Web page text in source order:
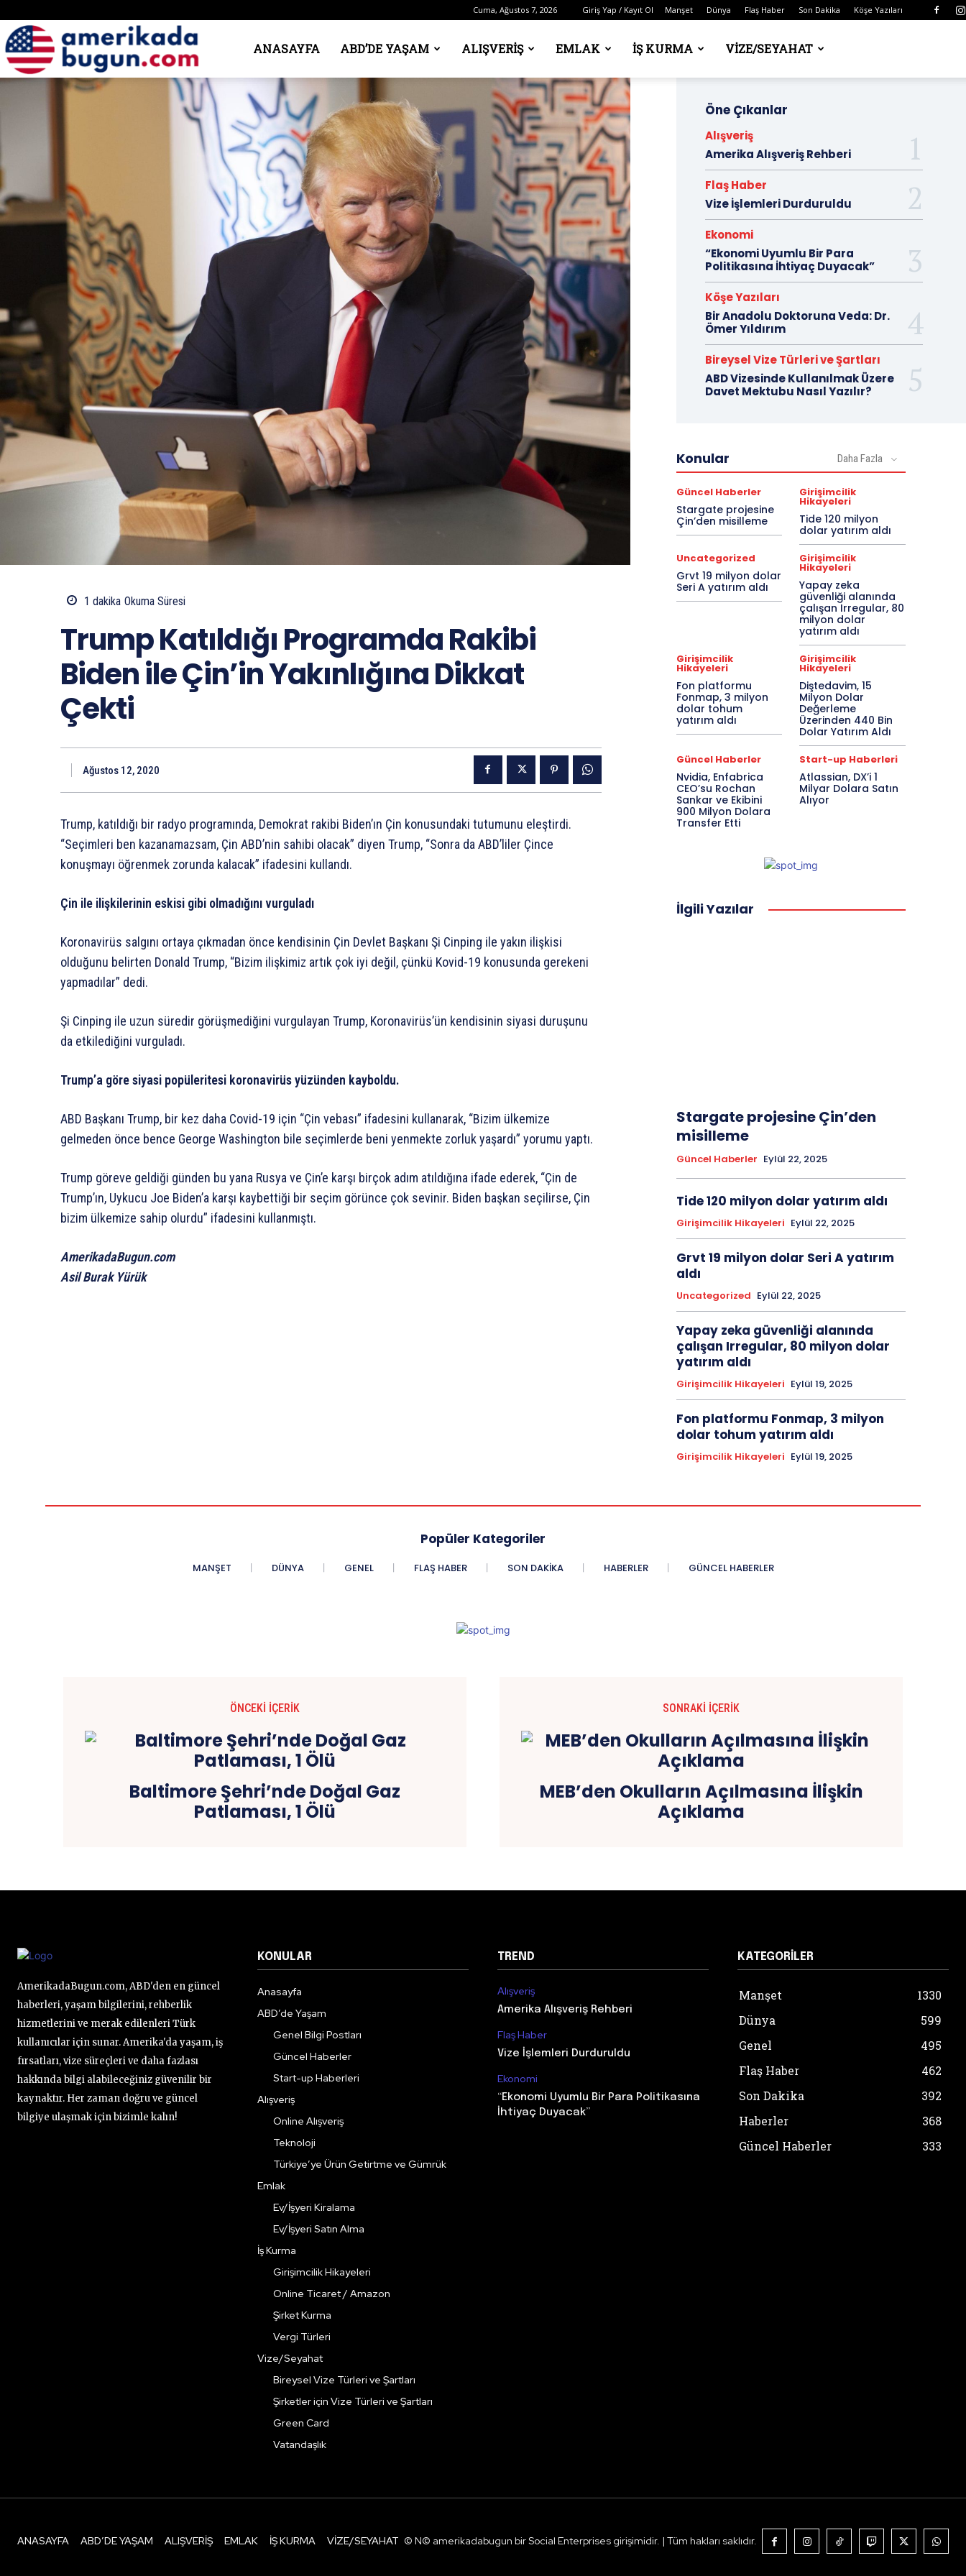
Cuma, Ağustos 7, 2026 Giriş Yap / Kayıt Ol Manşet Dünya Flaş Haber Son Dakika Köşe Yazıları
Amerika’da
Bugün
ANASAYFA ABD’DE YAŞAM ALIŞVERIŞ EMLAK İŞ KURMA VIZE/SEYAHAT
1 dakika Okuma Süresi
Trump Katıldığı Programda Rakibi
Biden ile Çin’in Yakınlığına Dikkat
Çekti
Ağustos 12, 2020
Trump, katıldığı bir radyo programında, Demokrat rakibi Biden’ın Çin konusundaki tutumunu eleştirdi.
“Seçimleri ben kazanamazsam, Çin ABD’nin sahibi olacak” diyen Trump, “Sonra da ABD’liler Çince
konuşmayı öğrenmek zorunda kalacak” ifadesini kullandı.
Çin ile ilişkilerinin eskisi gibi olmadığını vurguladı
Koronavirüs salgını ortaya çıkmadan önce kendisinin Çin Devlet Başkanı Şi Cinping ile yakın ilişkisi
olduğunu belirten Donald Trump, “Bizim ilişkimiz artık çok iyi değil, çünkü Kovid-19 konusunda gerekeni
yapmadılar” dedi.
Şi Cinping ile uzun süredir görüşmediğini vurgulayan Trump, Koronavirüs’ün kendisinin siyasi duruşunu
da etkilediğini vurguladı.
Trump’a göre siyasi popüleritesi koronavirüs yüzünden kayboldu.
ABD Başkanı Trump, bir kez daha Covid-19 için “Çin vebası” ifadesini kullanarak, “Bizim ülkemize
gelmeden önce bence George Washington bile seçimlerde beni yenmekte zorluk yaşardı” yorumu yaptı.
Trump göreve geldiği günden bu yana Rusya ve Çin’e karşı birçok adım atıldığına ifade ederek, “Çin de
Trump’ın, Uykucu Joe Biden’a karşı kaybettiği bir seçim görünce çok sevinir. Biden başkan seçilirse, Çin
bizim ülkemize sahip olurdu” ifadesini kullanmıştı.
AmerikadaBugun.com
Asil Burak Yürük
Öne Çıkanlar
Alışveriş
Amerika Alışveriş Rehberi
Flaş Haber
Vize İşlemleri Durduruldu
Ekonomi
“Ekonomi Uyumlu Bir Para
Politikasına İhtiyaç Duyacak”
Köşe Yazıları
Bir Anadolu Doktoruna Veda: Dr.
Ömer Yıldırım
Bireysel Vize Türleri ve Şartları
ABD Vizesinde Kullanılmak Üzere
Davet Mektubu Nasıl Yazılır?
Konular Daha Fazla
Güncel Haberler
Stargate projesine
Çin’den misilleme
Girişimcilik
Hikayeleri
Tide 120 milyon
dolar yatırım aldı
Uncategorized
Grvt 19 milyon dolar
Seri A yatırım aldı
Girişimcilik
Hikayeleri
Yapay zeka
güvenliği alanında
çalışan Irregular, 80
milyon dolar
yatırım aldı
Girişimcilik
Hikayeleri
Fon platformu
Fonmap, 3 milyon
dolar tohum
yatırım aldı
Girişimcilik
Hikayeleri
Diştedavim, 15
Milyon Dolar
Değerleme
Üzerinden 440 Bin
Dolar Yatırım Aldı
Güncel Haberler
Nvidia, Enfabrica
CEO’su Rochan
Sankar ve Ekibini
900 Milyon Dolara
Transfer Etti
Start-up Haberleri
Atlassian, DX’i 1
Milyar Dolara Satın
Alıyor
İlgili Yazılar
Stargate projesine Çin’den
misilleme
Güncel Haberler Eylül 22, 2025
Tide 120 milyon dolar yatırım aldı
Girişimcilik Hikayeleri Eylül 22, 2025
Grvt 19 milyon dolar Seri A yatırım
aldı
Uncategorized Eylül 22, 2025
Yapay zeka güvenliği alanında
çalışan Irregular, 80 milyon dolar
yatırım aldı
Girişimcilik Hikayeleri Eylül 19, 2025
Fon platformu Fonmap, 3 milyon
dolar tohum yatırım aldı
Girişimcilik Hikayeleri Eylül 19, 2025
Popüler Kategoriler
MANŞET DÜNYA GENEL FLAŞ HABER SON DAKIKA HABERLER GÜNCEL HABERLER
ÖNCEKI İÇERIK
Baltimore Şehri’nde Doğal Gaz
Patlaması, 1 Ölü
SONRAKI İÇERIK
MEB’den Okulların Açılmasına İlişkin
Açıklama
AmerikadaBugun.com, ABD'den en güncel
haberleri, yaşam bilgilerini, rehberlik
hizmetlerini ve merak edilenleri Türk
kullanıcılar için sunar. Amerika'da yaşam, iş
fırsatları, vize süreçleri ve daha fazlası
hakkında bilgi alabileceğiniz güvenilir bir
kaynaktır. Her zaman doğru ve güncel
bilgiye ulaşmak için bizimle kalın!
KONULAR
Anasayfa
ABD’de Yaşam
Genel Bilgi Postları
Güncel Haberler
Start-up Haberleri
Alışveriş
Online Alışveriş
Teknoloji
Türkiye’ye Ürün Getirtme ve Gümrük
Emlak
Ev/İşyeri Kiralama
Ev/İşyeri Satın Alma
İş Kurma
Girişimcilik Hikayeleri
Online Ticaret / Amazon
Şirket Kurma
Vergi Türleri
Vize/Seyahat
Bireysel Vize Türleri ve Şartları
Şirketler için Vize Türleri ve Şartları
Green Card
Vatandaşlık
TREND
Alışveriş
Amerika Alışveriş Rehberi
Flaş Haber
Vize İşlemleri Durduruldu
Ekonomi
“Ekonomi Uyumlu Bir Para Politikasına
İhtiyaç Duyacak”
KATEGORILER
Manşet
1330
Dünya
599
Genel
495
Flaş Haber
462
Son Dakika
392
Haberler
368
Güncel Haberler
333
ANASAYFA ABD’DE YAŞAM ALIŞVERIŞ EMLAK İŞ KURMA VIZE/SEYAHAT © N© amerikadabugun bir Social Enterprises girişimidir. | Tüm hakları saklıdır.